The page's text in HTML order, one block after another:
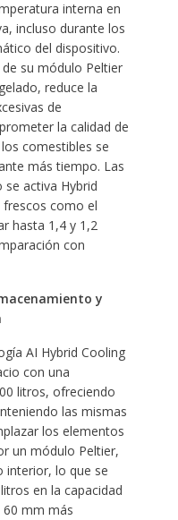
interna en
incluso durante los
del dispositivo.
su módulo Peltier
reduce la
de
la calidad de
comestibles se
más tiempo. Las
activa Hybrid
frescos como el
hasta 1,4 y 1,2
con
y
AI Hybrid Cooling
con una
litros, ofreciendo
las mismas
los elementos
un módulo Peltier,
interior, lo que se
en la capacidad
mm más